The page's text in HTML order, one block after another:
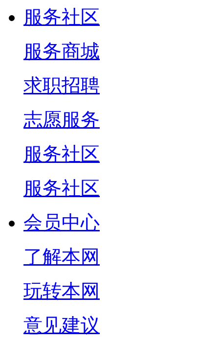
服务社区
服务商城
求职招聘
志愿服务
服务社区
服务社区
会员中心
了解本网
玩转本网
意见建议